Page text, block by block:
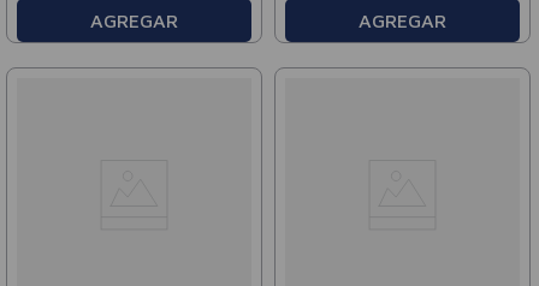
AGREGAR AGREGAR